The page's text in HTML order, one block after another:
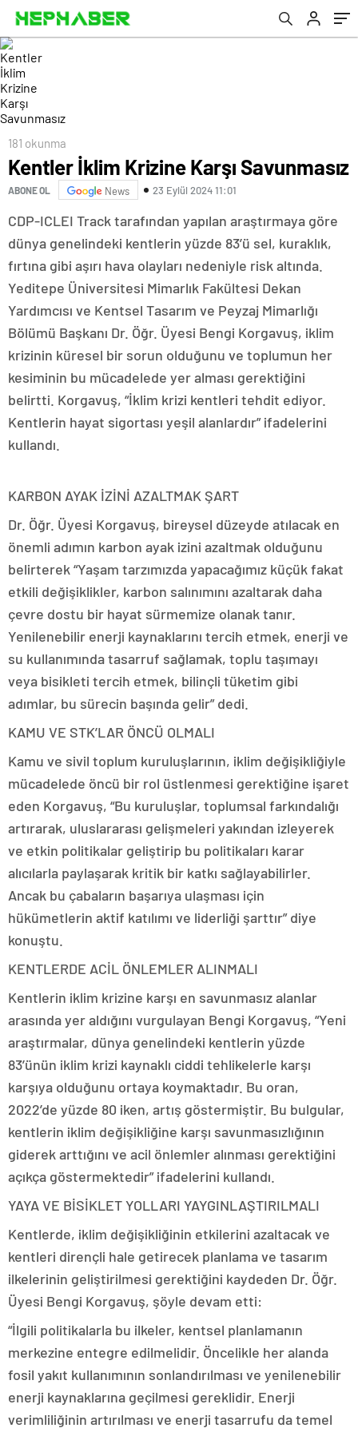
181 okunma
Kentler İklim Krizine Karşı Savunmasız
ABONE OL News 23 Eylül 2024 11:01
CDP-ICLEI Track tarafından yapılan araştırmaya göre
dünya genelindeki kentlerin yüzde 83’ü sel, kuraklık,
fırtına gibi aşırı hava olayları nedeniyle risk altında.
Yeditepe Üniversitesi Mimarlık Fakültesi Dekan
Yardımcısı ve Kentsel Tasarım ve Peyzaj Mimarlığı
Bölümü Başkanı Dr. Öğr. Üyesi Bengi Korgavuş, iklim
krizinin küresel bir sorun olduğunu ve toplumun her
kesiminin bu mücadelede yer alması gerektiğini
belirtti. Korgavuş, “İklim krizi kentleri tehdit ediyor.
Kentlerin hayat sigortası yeşil alanlardır” ifadelerini
kullandı.
KARBON AYAK İZİNİ AZALTMAK ŞART
Dr. Öğr. Üyesi Korgavuş, bireysel düzeyde atılacak en
önemli adımın karbon ayak izini azaltmak olduğunu
belirterek “Yaşam tarzımızda yapacağımız küçük fakat
etkili değişiklikler, karbon salınımını azaltarak daha
çevre dostu bir hayat sürmemize olanak tanır.
Yenilenebilir enerji kaynaklarını tercih etmek, enerji ve
su kullanımında tasarruf sağlamak, toplu taşımayı
veya bisikleti tercih etmek, bilinçli tüketim gibi
adımlar, bu sürecin başında gelir” dedi.
KAMU VE STK’LAR ÖNCÜ OLMALI
Kamu ve sivil toplum kuruluşlarının, iklim değişikliğiyle
mücadelede öncü bir rol üstlenmesi gerektiğine işaret
eden Korgavuş, “Bu kuruluşlar, toplumsal farkındalığı
artırarak, uluslararası gelişmeleri yakından izleyerek
ve etkin politikalar geliştirip bu politikaları karar
alıcılarla paylaşarak kritik bir katkı sağlayabilirler.
Ancak bu çabaların başarıya ulaşması için
hükümetlerin aktif katılımı ve liderliği şarttır” diye
konuştu.
KENTLERDE ACİL ÖNLEMLER ALINMALI
Kentlerin iklim krizine karşı en savunmasız alanlar
arasında yer aldığını vurgulayan Bengi Korgavuş, “Yeni
araştırmalar, dünya genelindeki kentlerin yüzde
83’ünün iklim krizi kaynaklı ciddi tehlikelerle karşı
karşıya olduğunu ortaya koymaktadır. Bu oran,
2022’de yüzde 80 iken, artış göstermiştir. Bu bulgular,
kentlerin iklim değişikliğine karşı savunmasızlığının
giderek arttığını ve acil önlemler alınması gerektiğini
açıkça göstermektedir” ifadelerini kullandı.
YAYA VE BİSİKLET YOLLARI YAYGINLAŞTIRILMALI
Kentlerde, iklim değişikliğinin etkilerini azaltacak ve
kentleri dirençli hale getirecek planlama ve tasarım
ilkelerinin geliştirilmesi gerektiğini kaydeden Dr. Öğr.
Üyesi Bengi Korgavuş, şöyle devam etti:
“İlgili politikalarla bu ilkeler, kentsel planlamanın
merkezine entegre edilmelidir. Öncelikle her alanda
fosil yakıt kullanımının sonlandırılması ve yenilenebilir
enerji kaynaklarına geçilmesi gereklidir. Enerji
verimliliğinin artırılması ve enerji tasarrufu da temel